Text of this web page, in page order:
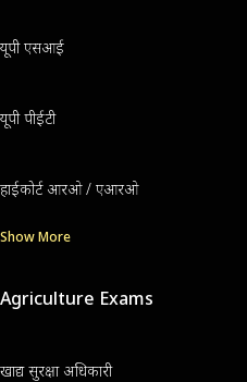
यूपी एसआई
यूपी पीईटी
हाईकोर्ट आरओ / एआरओ
Show More
Agriculture Exams
खाद्य सुरक्षा अधिकारी